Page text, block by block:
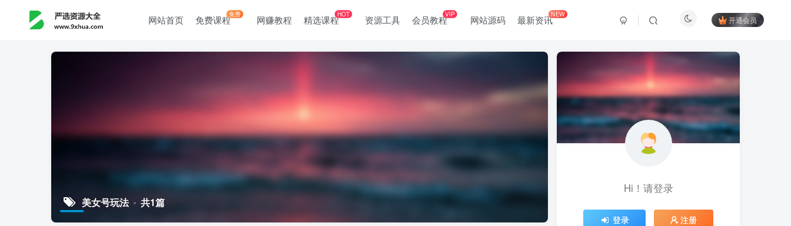
网站首页 免费课程免费 网赚教程 精选课程HOT 资源工具 会员教程VIP 网站源码 最新资讯NEW
开通会员
美女号玩法 共1篇
Hi！请登录
登录 注册